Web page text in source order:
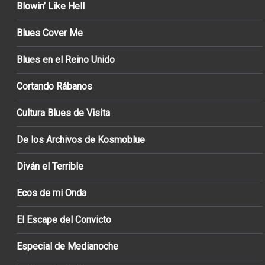
Blowin’ Like Hell
Blues Cover Me
Blues en el Reino Unido
Cortando Rábanos
Cultura Blues de Visita
De los Archivos de Kosmoblue
Diván el Terrible
Ecos de mi Onda
El Escape del Convicto
Especial de Medianoche